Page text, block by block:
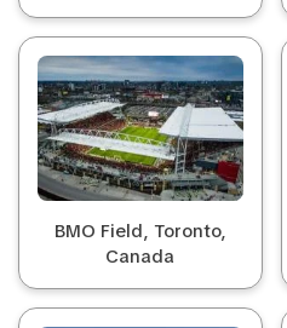
BMO Field, Toronto,
Canada